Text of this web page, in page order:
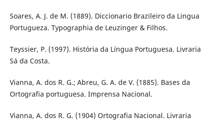
Soares, A. J. de M. (1889). Diccionario Brazileiro da Lingua
Portugueza. Typographia de Leuzinger & Filhos.
Teyssier, P. (1997). História da Língua Portuguesa. Livraria
Sá da Costa.
Vianna, A. dos R. G.; Abreu, G. A. de V. (1885). Bases da
Ortografia portuguesa. Imprensa Nacional.
Vianna, A. dos R. G. (1904) Ortografia Nacional. Livraria